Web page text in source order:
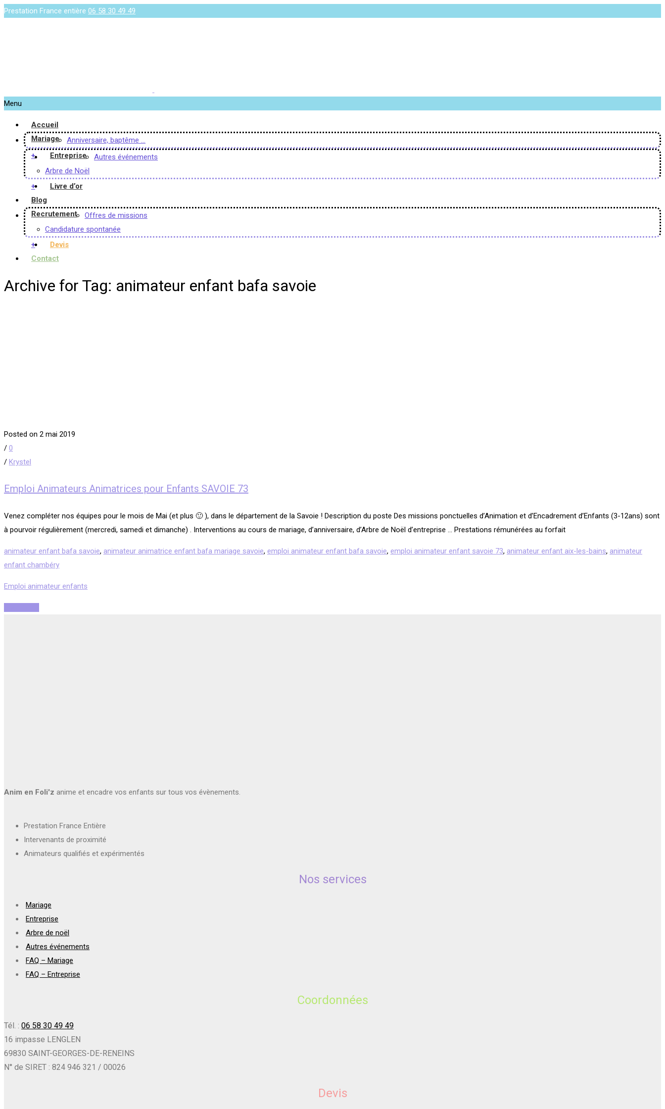
Prestation France entière 06 58 30 49 49
Menu
Accueil
Mariage
Anniversaire, baptême …
+
Entreprise
Autres événements
Arbre de Noël
+
Livre d’or
Blog
Recrutement
Offres de missions
Candidature spontanée
+
Devis
Contact
Archive for Tag: animateur enfant bafa savoie
Posted on 2 mai 2019
/ 0
/ Krystel
Emploi Animateurs Animatrices pour Enfants SAVOIE 73
Venez compléter nos équipes pour le mois de Mai (et plus 🙂 ), dans le département de la Savoie ! Description du poste Des missions ponctuelles d’Animation et d’Encadrement d’Enfants (3-12ans) sont
à pourvoir régulièrement (mercredi, samedi et dimanche) . Interventions au cours de mariage, d’anniversaire, d’Arbre de Noël d’entreprise … Prestations rémunérées au forfait
animateur enfant bafa savoie, animateur animatrice enfant bafa mariage savoie, emploi animateur enfant bafa savoie, emploi animateur enfant savoie 73, animateur enfant aix-les-bains, animateur
enfant chambéry
Emploi animateur enfants
Anim en Foli'z anime et encadre vos enfants sur tous vos évènements.
Prestation France Entière
Intervenants de proximité
Animateurs qualifiés et expérimentés
Nos services
Mariage
Entreprise
Arbre de noël
Autres événements
FAQ – Mariage
FAQ – Entreprise
Coordonnées
Tél. : 06 58 30 49 49
16 impasse LENGLEN
69830 SAINT-GEORGES-DE-RENEINS
N° de SIRET : 824 946 321 / 00026
Devis